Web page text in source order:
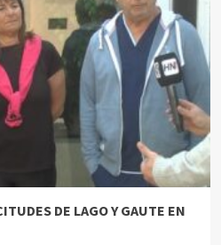
DE LAGO Y GAUTE EN